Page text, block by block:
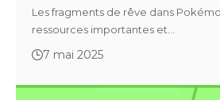
Les fragments de rêve dans
ressources importantes et…
7 mai 2025